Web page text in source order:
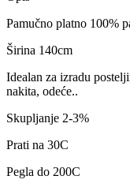
Pamučno platno 100%
Širina 140cm
Idealan za izradu
nakita, odeće..
Skupljanje 2-3%
Prati na 30C
Pegla do 200C